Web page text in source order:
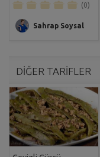
(0)
Sahrap Soysal
DİĞER TARİFLER